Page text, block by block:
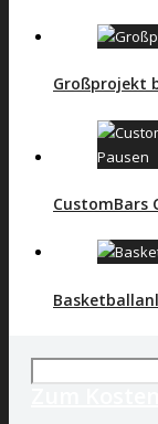
Großprojekt
CustomBars